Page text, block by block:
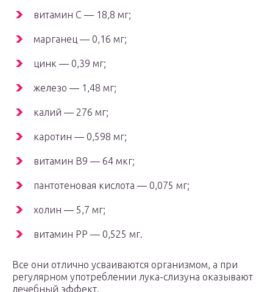
витамин С — 18,8 мг;
марганец — 0,16 мг;
цинк — 0,39 мг;
железо — 1,48 мг;
калий — 276 мг;
каротин — 0,598 мг;
витамин В9 — 64 мкг;
пантотеновая кислота — 0,075 мг;
холин — 5,7 мг;
витамин РР — 0,525 мг.
Все они отлично усваиваются организмом, а при
регулярном употреблении лука-слизуна оказывают
лечебный эффект.